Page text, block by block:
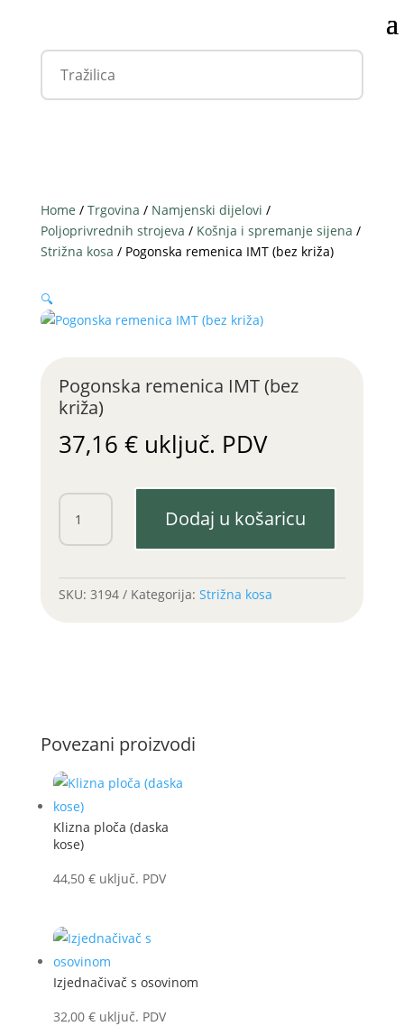
Home / Trgovina / Namjenski dijelovi /
Poljoprivrednih strojeva / Košnja i spremanje sijena /
Strižna kosa / Pogonska remenica IMT (bez križa)
🔍
Pogonska remenica IMT (bez
križa)
37,16 € uključ. PDV
Pogonska
remenica
IMT
Dodaj u košaricu
SKU: 3194 Kategorija: Strižna kosa
Povezani proizvodi
Klizna ploča (daska
kose)
44,50 € uključ. PDV
Izjednačivač s osovinom
32,00 € uključ. PDV